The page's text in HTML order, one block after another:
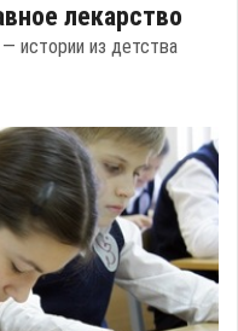
лекарство
истории из детства